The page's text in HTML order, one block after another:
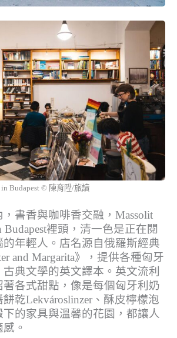
Budapest © 陳育陞/旅讀
書香與咖啡香交融，Massolit
Budapest裡頭，清一色是正在閱
年輕人。店名源自俄羅斯經典
and Margarita》，提供各種匈牙
典文學的英文譯本。英文流利
各式甜點，像是每個匈牙利奶
乾Lekvároslinzer、酥皮檸檬泡
的家具與溫馨的花園，都讓人
。